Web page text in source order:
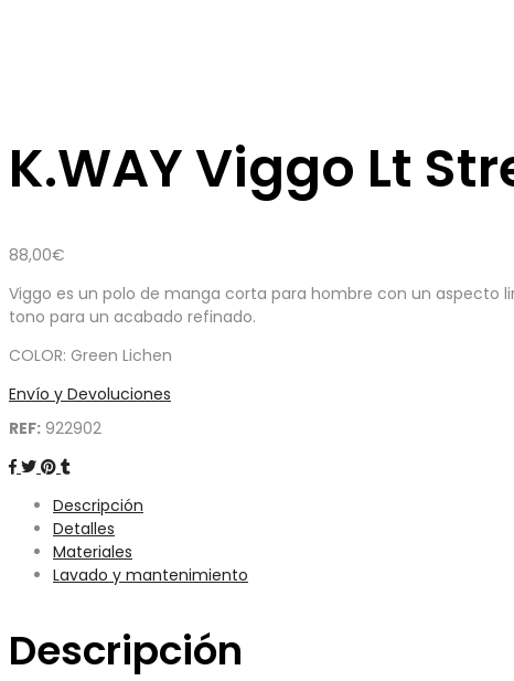
K.WAY Viggo Lt
88,00€
Viggo es un polo de manga corta para hombre con un aspecto
tono para un acabado refinado.
COLOR: Green Lichen
Envío y Devoluciones
REF: 922902
Descripción
Detalles
Materiales
Lavado y mantenimiento
Descripción